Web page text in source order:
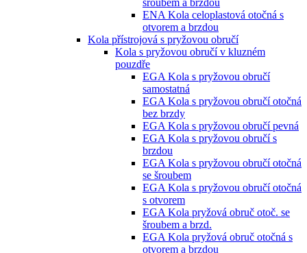
šroubem a brzdou
ENA Kola celoplastová otočná s
otvorem a brzdou
Kola přístrojová s pryžovou obručí
Kola s pryžovou obručí v kluzném
pouzdře
EGA Kola s pryžovou obručí
samostatná
EGA Kola s pryžovou obručí otočná
bez brzdy
EGA Kola s pryžovou obručí pevná
EGA Kola s pryžovou obručí s
brzdou
EGA Kola s pryžovou obručí otočná
se šroubem
EGA Kola s pryžovou obručí otočná
s otvorem
EGA Kola pryžová obruč otoč. se
šroubem a brzd.
EGA Kola pryžová obruč otočná s
otvorem a brzdou